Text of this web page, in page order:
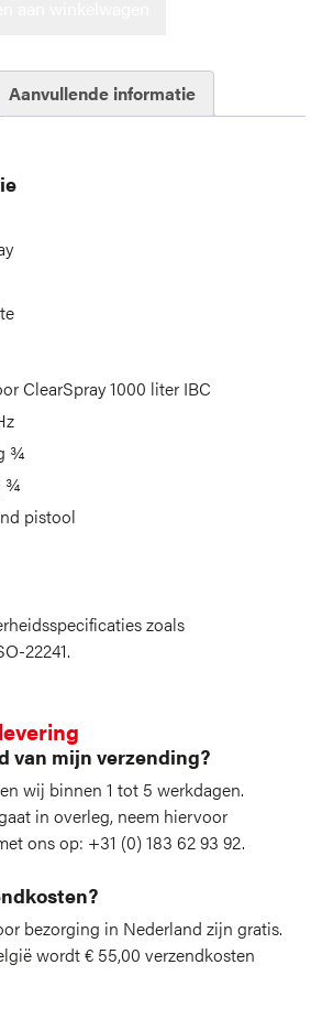
Aanvullende informatie
ClearSpray 1000 liter IBC
¾
¾
pistool
zoals
22241.
van mijn verzending?
wij binnen 1 tot 5 werkdagen.
in overleg, neem hiervoor
ons op: +31 (0) 183 62 93 92.
bezorging in Nederland zijn gratis.
wordt € 55,00 verzendkosten